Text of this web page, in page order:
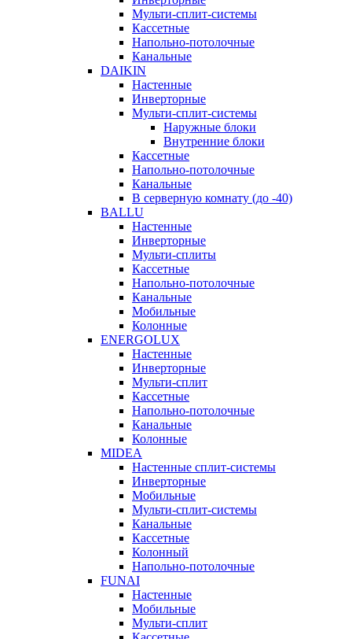
Мульти-сплит-системы
Кассетные
Напольно-потолочные
Канальные
DAIKIN
Настенные
Инверторные
Мульти-сплит-системы
Наружные блоки
Внутренние блоки
Кассетные
Напольно-потолочные
Канальные
В серверную комнату (до -40)
BALLU
Настенные
Инверторные
Мульти-сплиты
Кассетные
Напольно-потолочные
Канальные
Мобильные
Колонные
ENERGOLUX
Настенные
Инверторные
Мульти-сплит
Кассетные
Напольно-потолочные
Канальные
Колонные
MIDEA
Настенные сплит-системы
Инверторные
Мобильные
Мульти-сплит-системы
Канальные
Кассетные
Колонный
Напольно-потолочные
FUNAI
Настенные
Мобильные
Мульти-сплит